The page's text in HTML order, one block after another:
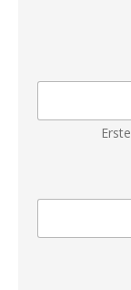
Erste